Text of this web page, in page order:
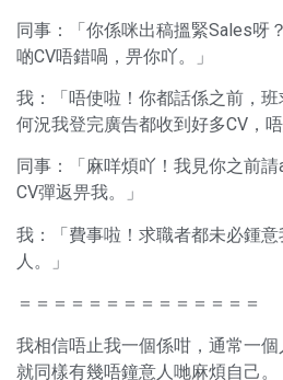
同事：「你係咪出稿搵緊Sales呀
啲CV唔錯喎，畀你吖。」
我：「唔使啦！你都話係之前，班
何況我登完廣告都收到好多CV，唔
同事：「麻咩煩吖！我見你之前
CV彈返畀我。」
我：「費事啦！求職者都未必鍾
人。」
＝＝＝＝＝＝＝＝＝＝＝＝＝＝
我相信唔止我一個係咁，通常一個
就同樣有幾唔鐘意人哋麻煩自己。